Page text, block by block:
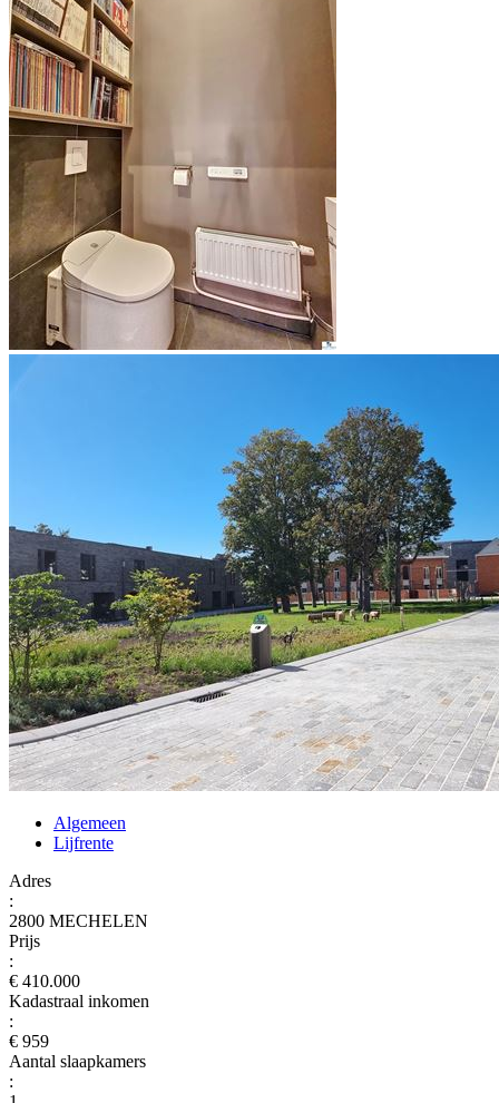
Algemeen
Lijfrente
Adres
:
2800 MECHELEN
Prijs
:
€ 410.000
Kadastraal inkomen
:
€ 959
Aantal slaapkamers
: